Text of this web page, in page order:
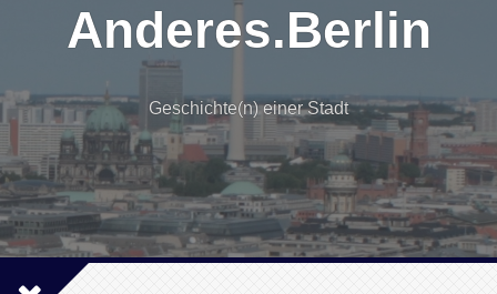
Anderes.Berlin
Geschichte(n) einer Stadt